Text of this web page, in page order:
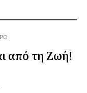
από τη Ζωή!